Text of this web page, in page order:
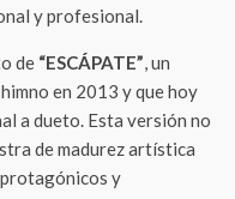
y profesional.
de “ESCÁPATE”, un
en 2013 y que hoy
a dueto. Esta versión no
de madurez artística
y